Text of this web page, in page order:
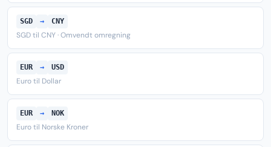
SGD → CNY
SGD til CNY · Omvendt omregning
EUR → USD
Euro til Dollar
EUR → NOK
Euro til Norske Kroner